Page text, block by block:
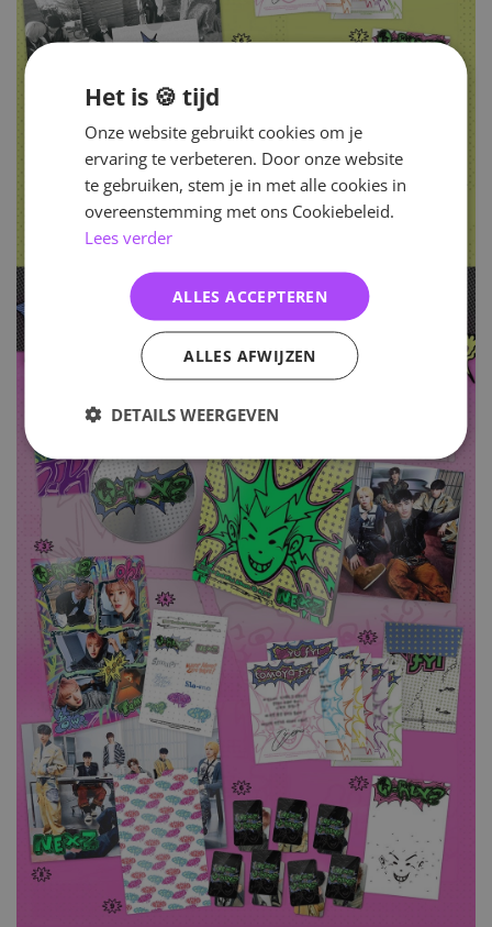
Het is 🍪 tijd
Onze website gebruikt cookies om je
ervaring te verbeteren. Door onze website
te gebruiken, stem je in met alle cookies in
overeenstemming met ons Cookiebeleid.
Lees verder
ALLES ACCEPTEREN
ALLES AFWIJZEN
DETAILS WEERGEVEN